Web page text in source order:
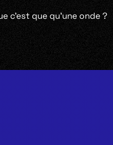
c’est que qu’une onde ?